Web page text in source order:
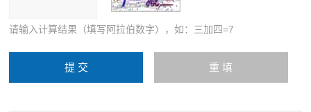
请输入计算结果（填写阿拉伯数字），如：三加四=7